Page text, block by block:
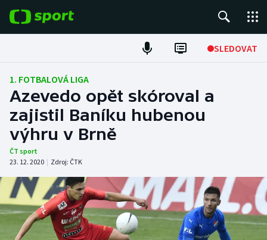
SLEDOVAT
Fotbal
Hokej
Tenis
Atletika
Cyklistika
DALŠÍ SPORTY
1. FOTBALOVÁ LIGA
Azevedo opět skóroval a
zajistil Baníku hubenou
výhru v Brně
ČT sport
23. 12. 2020 | Zdroj: ČTK